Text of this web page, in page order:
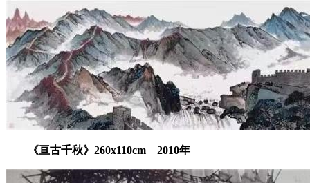
《亘古千秋》260x110cm 2010年